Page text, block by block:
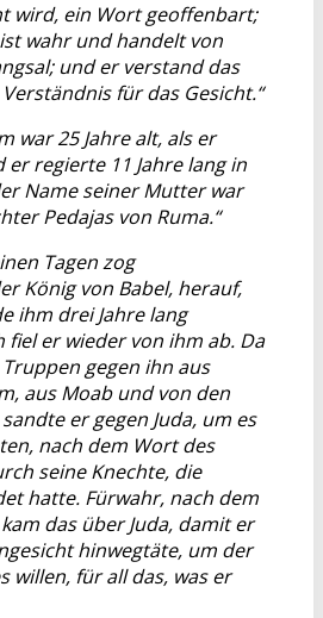
wird, ein Wort geoffenbart;
wahr und handelt von
und er verstand das
für das Gesicht.“
war 25 Jahre alt, als er
er regierte 11 Jahre lang in
Name seiner Mutter war
Pedajas von Ruma.“
Tagen zog
König von Babel, herauf,
ihm drei Jahre lang
fiel er wieder von ihm ab. Da
gegen ihn aus
aus Moab und von den
er gegen Juda, um es
nach dem Wort des
seine Knechte, die
hatte. Fürwahr, nach dem
das über Juda, damit er
hinwegtäte, um der
willen, für all das, was er